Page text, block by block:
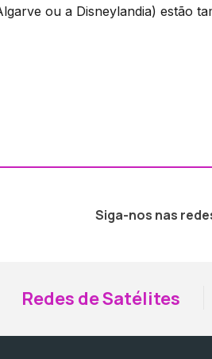
ou a Disneylandia) estão
Siga-nos nas
Redes de Satélites